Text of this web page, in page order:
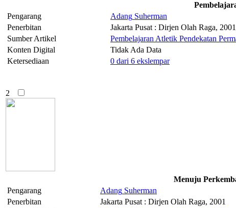
Pengarang
Adang Suherman
Penerbitan
Jakarta Pusat : Dirjen Olah Raga, 2001
Sumber Artikel
Pembelajaran Atletik Pendekatan
Konten Digital
Tidak Ada Data
Ketersediaan
0 dari 6 ekslempar
2
Menuju
Pengarang
Adang Suherman
Penerbitan
Jakarta Pusat : Dirjen Olah Raga, 2001